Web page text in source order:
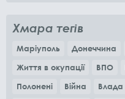
Хмара тегів
Маріуполь Донеччина
Життя в окупації
ВПО
Полонені
Війна Влада